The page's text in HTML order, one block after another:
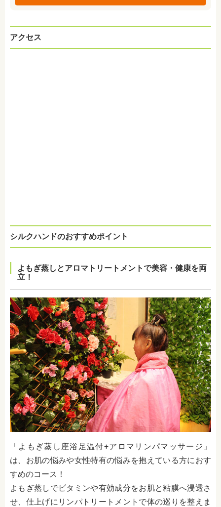
アクセス
シルクハンドのおすすめポイント
よもぎ蒸しとアロマトリートメントで美容・健康を両
立！
「よもぎ蒸し座浴足温付+アロマリンパマッサージ」
は、お肌の悩みや女性特有の悩みを抱えている方におす
すめのコース！
よもぎ蒸しでビタミンや有効成分をお肌と粘膜へ浸透さ
せ、仕上げにリンパトリートメントで体の巡りを整えま